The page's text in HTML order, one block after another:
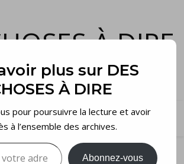
À DIRE
et voilà…
plus sur DES
À DIRE
pour poursuivre la lecture et avoir
à l’ensemble des archives.
adresse e-mail…
Abonnez-vous